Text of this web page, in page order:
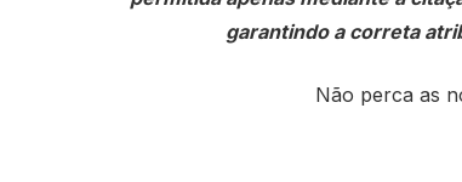
garantindo a correta
Não perca as